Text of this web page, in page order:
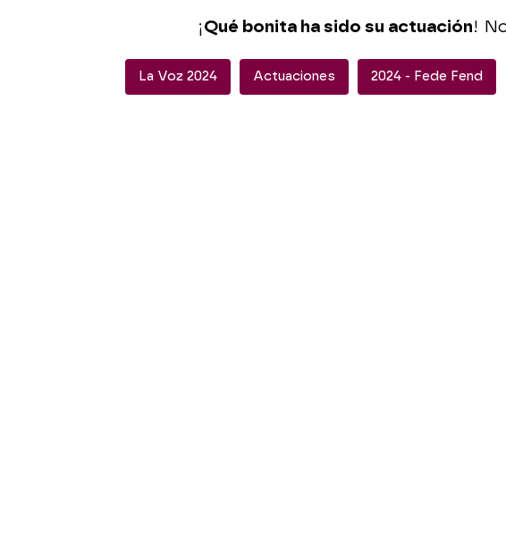
¡Qué bonita ha sido su actuación!
La Voz 2024 Actuaciones 2024 - Fede Fend